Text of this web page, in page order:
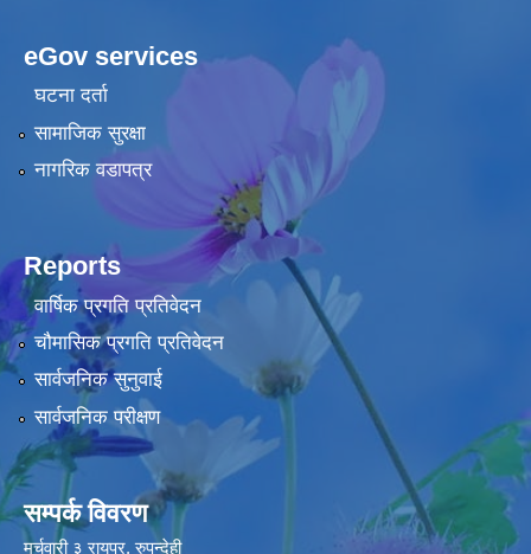
eGov services
घटना दर्ता
सामाजिक सुरक्षा
नागरिक वडापत्र
Reports
वार्षिक प्रगति प्रतिवेदन
चौमासिक प्रगति प्रतिवेदन
सार्वजनिक सुनुवाई
सार्वजनिक परीक्षण
सम्पर्क विवरण
मर्चवारी ३ रायपुर, रुपन्देही